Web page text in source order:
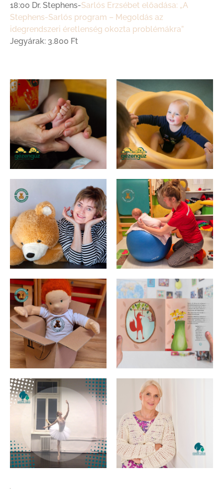
18:00 Dr. Stephens-Sarlós Erzsébet előadása: „A
Stephens-Sarlós program – Megoldás az
idegrendszeri éretlenség okozta problémákra”
Jegyárak: 3.800 Ft